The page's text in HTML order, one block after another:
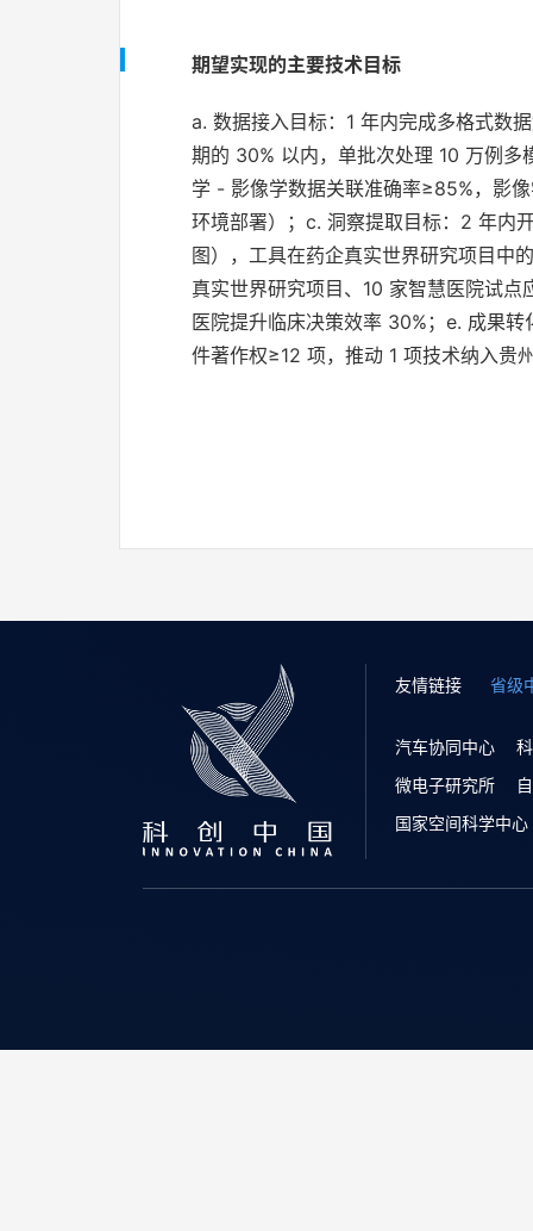
期望实现的主要技术目标
a. 数据接入目标：1 年内完成多格式数
期的 30% 以内，单批次处理 10 万例
学 - 影像学数据关联准确率≥85%，影
环境部署）；c. 洞察提取目标：2 年内
图），工具在药企真实世界研究项目中
真实世界研究项目、10 家智慧医院试
医院提升临床决策效率 30%；e. 成果
件著作权≥12 项，推动 1 项技术纳入贵
友情链接 省级
汽车协同中心
微电子研究所
国家空间科学中心